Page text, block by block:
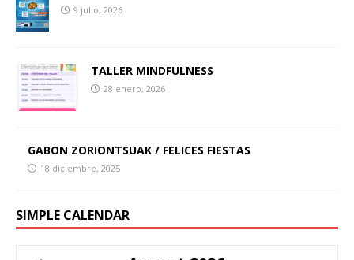
9 julio, 2026
TALLER MINDFULNESS
28 enero, 2026
GABON ZORIONTSUAK / FELICES FIESTAS
18 diciembre, 2025
SIMPLE CALENDAR